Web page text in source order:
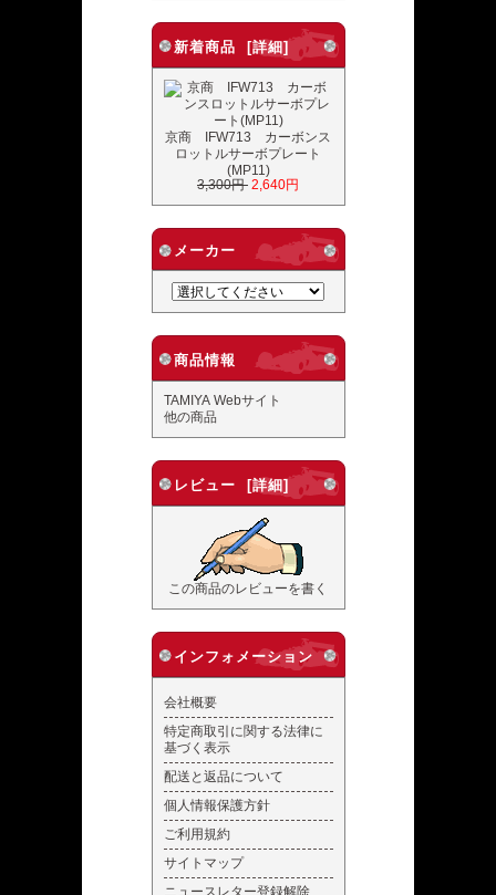
新着商品 [詳細]
京商 IFW713 カーボンス
ロットルサーボプレート
(MP11)
3,300円 2,640円
メーカー
商品情報
TAMIYA Webサイト
他の商品
レビュー [詳細]
この商品のレビューを書く
インフォメーション
会社概要
特定商取引に関する法律に
基づく表示
配送と返品について
個人情報保護方針
ご利用規約
サイトマップ
ニュースレター登録解除